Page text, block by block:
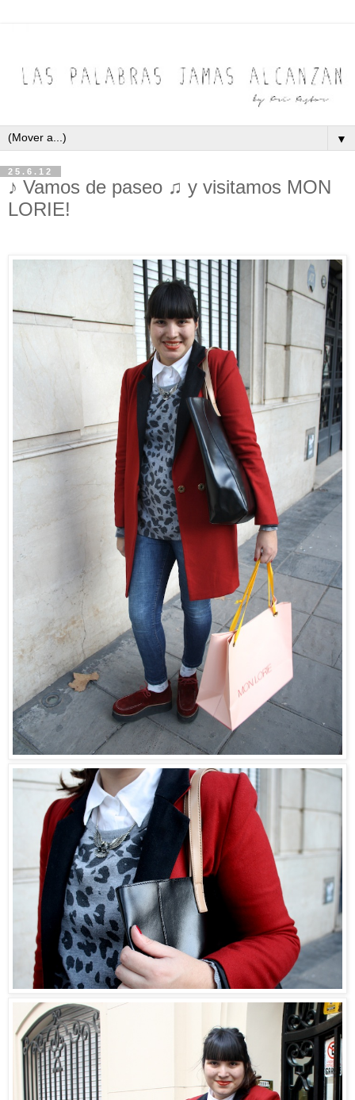
▼
25.6.12
♪ Vamos de paseo ♫ y visitamos MON
LORIE!